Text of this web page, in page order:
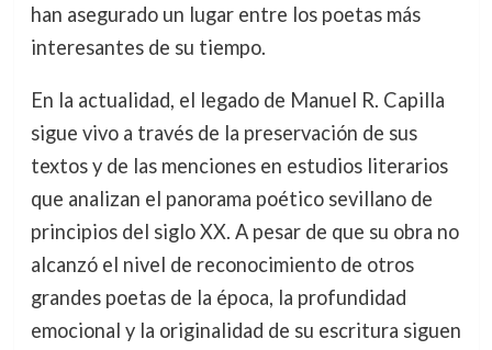
han asegurado un lugar entre los poetas más
interesantes de su tiempo.
En la actualidad, el legado de Manuel R. Capilla
sigue vivo a través de la preservación de sus
textos y de las menciones en estudios literarios
que analizan el panorama poético sevillano de
principios del siglo XX. A pesar de que su obra no
alcanzó el nivel de reconocimiento de otros
grandes poetas de la época, la profundidad
emocional y la originalidad de su escritura siguen